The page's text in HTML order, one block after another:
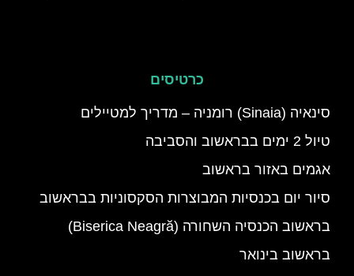
כרטיסים
סינאיה (Sinaia) רומניה – מדריך למטיילים
טיול 2 ימים בבראשוב והסביבה
אגמים באזור בראשוב
סיור יום בכנסיות המבוצרות הסקסוניות בבראשוב
בראשוב הכנסיה השחורה (Biserica Neagră)
בראשוב בינואר